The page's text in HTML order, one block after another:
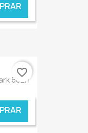
602H
favorite_border